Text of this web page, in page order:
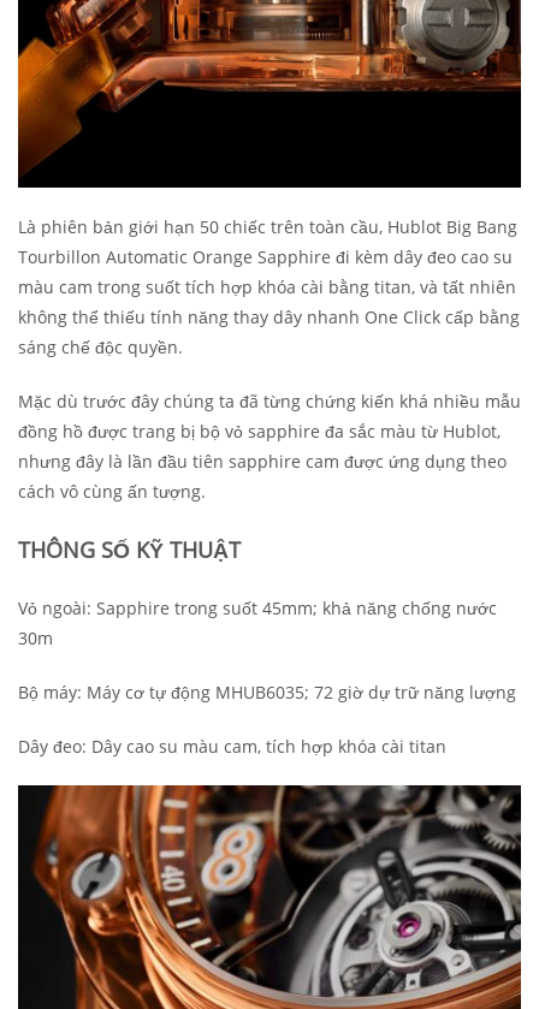
Là phiên bản giới hạn 50 chiếc trên toàn cầu, Hublot Big Bang
Tourbillon Automatic Orange Sapphire đi kèm dây đeo cao su
màu cam trong suốt tích hợp khóa cài bằng titan, và tất nhiên
không thể thiếu tính năng thay dây nhanh One Click cấp bằng
sáng chế độc quyền.
Mặc dù trước đây chúng ta đã từng chứng kiến khá nhiều mẫu
đồng hồ được trang bị bộ vỏ sapphire đa sắc màu từ Hublot,
nhưng đây là lần đầu tiên sapphire cam được ứng dụng theo
cách vô cùng ấn tượng.
THÔNG SỐ KỸ THUẬT
Vỏ ngoài: Sapphire trong suốt 45mm; khả năng chống nước
30m
Bộ máy: Máy cơ tự động MHUB6035; 72 giờ dự trữ năng lượng
Dây đeo: Dây cao su màu cam, tích hợp khóa cài titan